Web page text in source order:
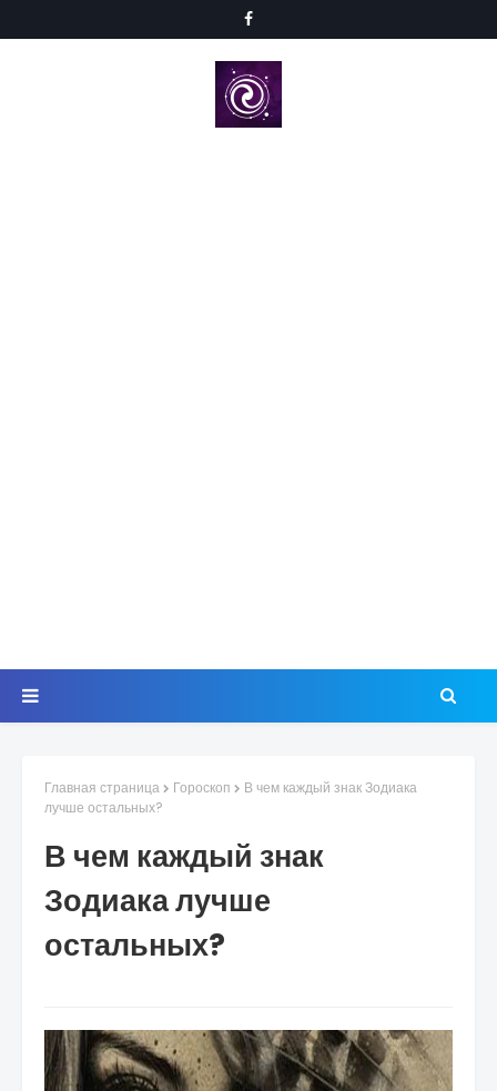
Главная страница Гороскоп
В чем каждый знак Зодиака
лучше остальных?
В чем каждый знак
Зодиака лучше
остальных?